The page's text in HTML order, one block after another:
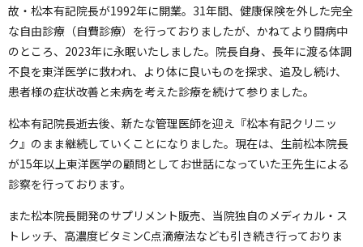
故・松本有記院長が1992年に開業。31年間、健康保険を外した完全
な自由診療（自費診療）を行っておりましたが、かねてより闘病中
のところ、2023年に永眠いたしました。院長自身、長年に渡る体調
不良を東洋医学に救われ、より体に良いものを探求、追及し続け、
患者様の症状改善と未病を考えた診療を続けて参りました。
松本有記院長逝去後、新たな管理医師を迎え『松本有記クリニッ
ク』のまま継続していくことになりました。現在は、生前松本院長
が15年以上東洋医学の顧問としてお世話になっていた王先生による
診察を行っております。
また松本院長開発のサプリメント販売、当院独自のメディカル・ス
トレッチ、高濃度ビタミンC点滴療法なども引き続き行っておりま